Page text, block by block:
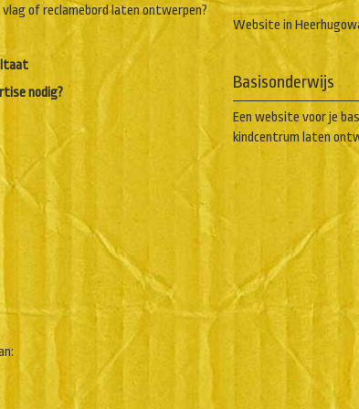
vlag of reclamebord laten ontwerpen?
nodig?
Website in
Basisonderwijs
Een website voor je
kindcentrum laten